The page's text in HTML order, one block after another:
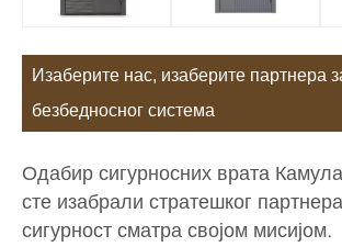
Изаберите нас, изаберите партнера
безбедносног система
Одабир сигурносних врата
сте изабрали стратешког партнера
сигурност сматра својом мисијом.